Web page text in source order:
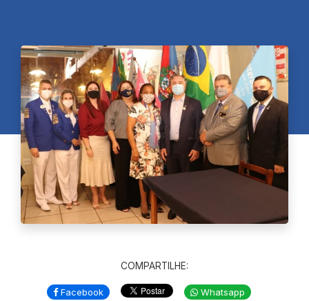
COMPARTILHE:
Facebook Whatsapp